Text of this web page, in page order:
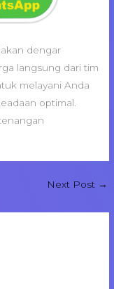
dengar
langsung dari tim
melayani Anda
optimal.
Next Post →